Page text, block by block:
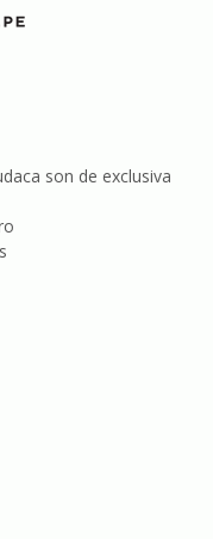
son de exclusiva